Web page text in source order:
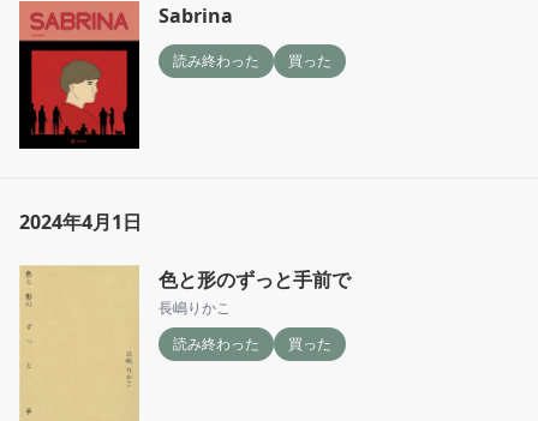
Sabrina
読み終わった 買った
2024年4月1日
色と形のずっと手前で
長嶋りかこ
読み終わった
買った